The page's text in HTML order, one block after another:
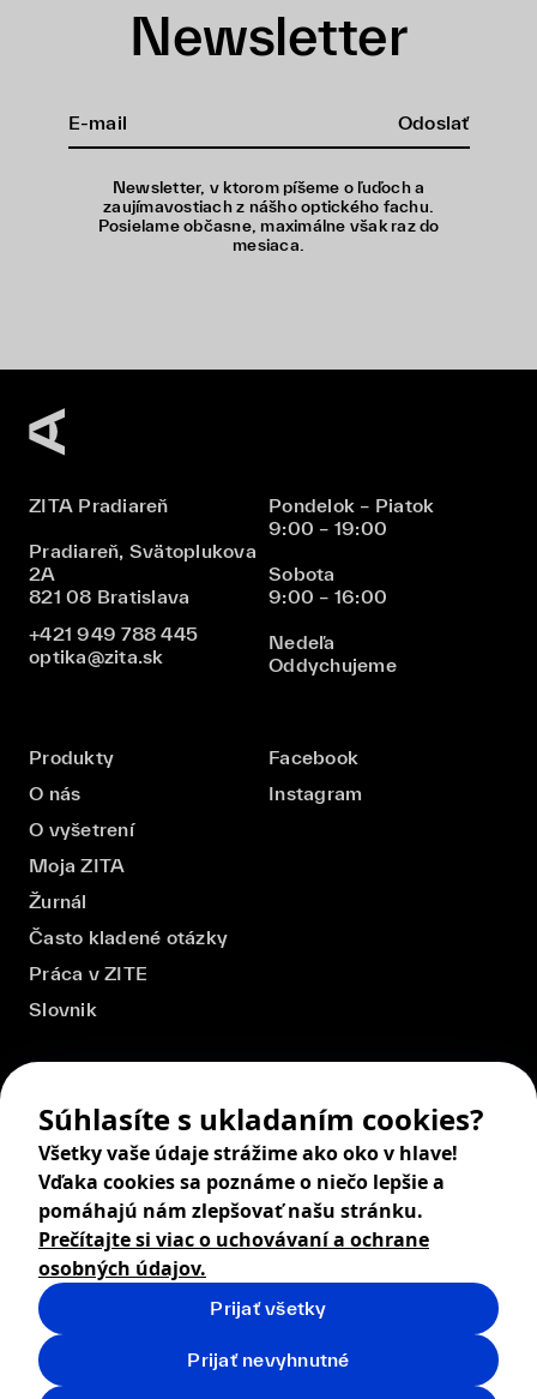
Newsletter
Odoslať
Newsletter, v ktorom píšeme o ľuďoch a
zaujímavostiach z nášho optického fachu.
Posielame občasne, maximálne však raz do
mesiaca.
ZITA Pradiareň
Pradiareň, Svätoplukova
2A
821 08 Bratislava
+421 949 788 445
optika@zita.sk
Pondelok – Piatok
9:00 – 19:00
Sobota
9:00 – 16:00
Nedeľa
Oddychujeme
Produkty
O nás
O vyšetrení
Moja ZITA
Žurnál
Často kladené otázky
Práca v ZITE
Slovnik
Facebook
Instagram
© 2026 ZITA, design by khn office,
Digital products by
Súhlasíte s ukladaním cookies?
Všetky vaše údaje strážime ako oko v hlave!
Vďaka cookies sa poznáme o niečo lepšie a
pomáhajú nám zlepšovať našu stránku.
Prečítajte si viac o uchovávaní a ochrane
osobných údajov.
Prijať všetky
Prijať nevyhnutné